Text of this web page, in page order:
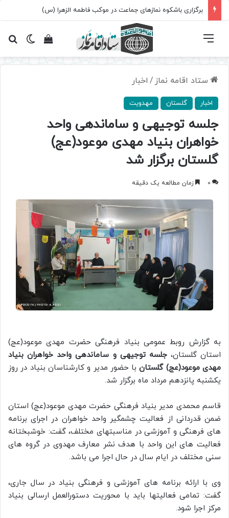
برگزاری باشکوه نمازهای جماعت در موکب فاطمه الزهرا (س)
تغییرمشاهده فهرست
ستاد اقامه نماز / اخبار
اخبار گلستان مهدویت
جلسه توجیهی و ساماندهی واحد
خواهران بنیاد مهدی موعود(عج)
گلستان برگزار شد
0 زمان مطالعه یک دقیقه
به گزارش روبط عمومی بنیاد فرهنگی حضرت مهدی موعود(عج)
استان گلستان،جلسه توجیهی و ساماندهی واحد خواهران بنیاد
مهدی موعود(عج) گلستانبا حضور مدیر و کارشناسان بنیاد در روز
یکشنبه پانزدهم مرداد ماه برگزار شد.
قاسم محمدی مدیر بنیاد فرهنگی حضرت مهدی موعود(عج) استان
ضمن قدردانی از فعالیت چشمگیر واحد خواهران در اجرای برنامه
های فرهنگی و آموزشی در مناسبتهای مختلف، گفت: خوشبختانه
فعالیت های این واحد با هدف نشر معارف مهدوی در گروه های
سنی مختلف در ایام سال در حال اجرا می باشد.
وی با ارائه برنامه های آموزشی و فرهنگی بنیاد در سال جاری،
گفت: تمامی فعالیتها باید با محوریت دستورالعمل ارسالی بنیاد
مرکز اجرا شود.